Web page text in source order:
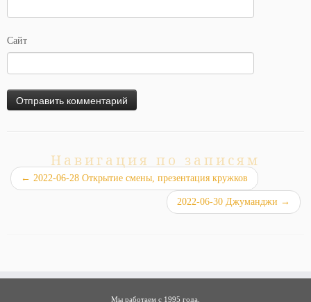
Сайт
Навигация по записям
← 2022-06-28 Открытие смены, презентация кружков
2022-06-30 Джуманджи →
Мы работаем с 1995 года.